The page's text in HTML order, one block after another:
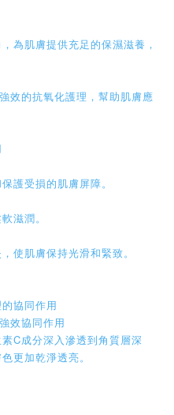
為肌膚提供充足的保濕滋養，
效的抗氧化護理，幫助肌膚應
護受損的肌膚屏障。
滋潤。
使肌膚保持光滑和緊致。
協同作用
效協同作用
C成分深入滲透到角質層深
更加乾淨透亮。